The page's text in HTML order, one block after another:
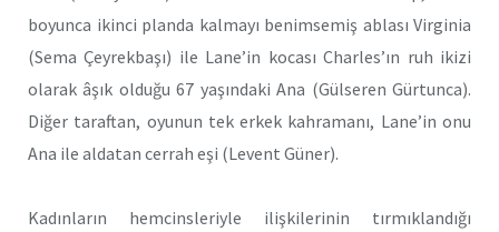
boyunca ikinci planda kalmayı benimsemiş ablası Virginia
(Sema Çeyrekbaşı) ile Lane’in kocası Charles’ın ruh ikizi
olarak âşık olduğu 67 yaşındaki Ana (Gülseren Gürtunca).
Diğer taraftan, oyunun tek erkek kahramanı, Lane’in onu
Ana ile aldatan cerrah eşi (Levent Güner).
Kadınların hemcinsleriyle ilişkilerinin tırmıklandığı